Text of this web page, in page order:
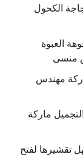
الكحول
العبوة
منسى
مهندس
ماركة
تقشيرها لفتح